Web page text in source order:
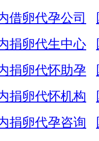
借卵代孕公司
捐卵代生中心
捐卵代怀助孕
捐卵代怀机构
捐卵代孕咨询